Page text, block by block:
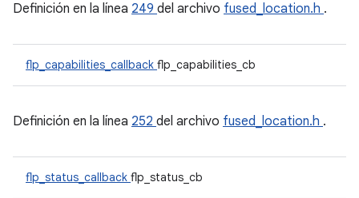
Definición en la línea 249 del archivo fused_location.h .
flp_capabilities_callback flp_capabilities_cb
Definición en la línea 252 del archivo fused_location.h .
flp_status_callback flp_status_cb